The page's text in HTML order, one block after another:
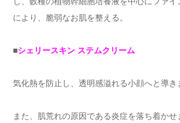
により、脆弱なお肌を整える。
■シェリースキン ステムクリーム
気化熱を防止し、透明感溢れる小顔へと導き
また、肌荒れの原因である炎症を落ち着かせ